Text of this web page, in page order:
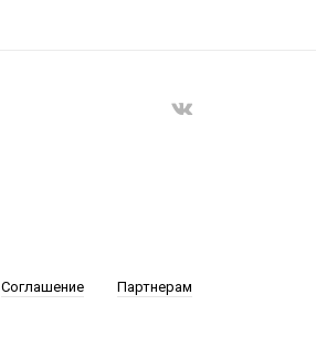
Соглашение Партнерам